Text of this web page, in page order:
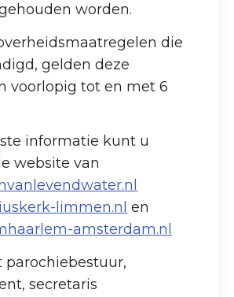
worden.
die
gelden deze
voorlopig tot en met 6
informatie kunt u
website van
limmen.nl en
amsterdam.nl
parochiebestuur,
secretaris